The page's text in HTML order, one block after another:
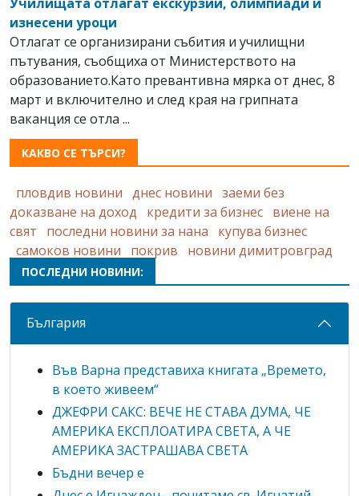
изнесени уроци
Отлагат се организирани събития и училищни
пътувания, съобщиха от Министерството на
образованието.Като превантивна мярка от днес, 8
март и включително и след края на грипната
ваканция се отла ...
КАКВО СЕ ТЪРСИ?
пловдив новини днес новини заеми без
доказване на доход
кредити за бизнес виене на
свят
последни новини за нана
купува бизнес
самоков новини
покрив новини димитровград
ПОСЛЕДНИ НОВИНИ:
България
Във Варна представиха книгата „Времето,
в което живеем“
ДЖЕФРИ САКС: ВЕЧЕ НЕ СТАВА ДУМА, ЧЕ
АМЕРИКА ЕКСПЛОАТИРА СВЕТА, А ЧЕ
АМЕРИКА ЗАСТРАШАВА СВЕТА
Бъдни вечер е